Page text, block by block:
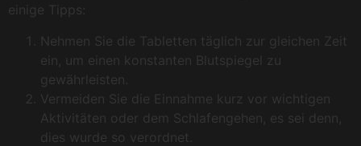
einige Tipps:
Nehmen Sie die Tabletten täglich zur gleichen Zeit
ein, um einen konstanten Blutspiegel zu
gewährleisten.
Vermeiden Sie die Einnahme kurz vor wichtigen
Aktivitäten oder dem Schlafengehen, es sei denn,
dies wurde so verordnet.